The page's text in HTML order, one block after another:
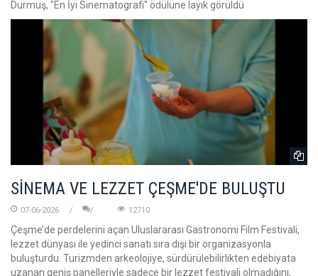
Durmuş, "En İyi Sinematografi" ödülüne layık görüldü
SİNEMA VE LEZZET ÇEŞME'DE BULUŞTU
07-06-2026 12710
Çeşme’de perdelerini açan Uluslararası Gastronomi Film Festivali,
lezzet dünyası ile yedinci sanatı sıra dışı bir organizasyonla
buluşturdu. Turizmden arkeolojiye, sürdürülebilirlikten edebiyata
uzanan geniş panelleriyle sadece bir lezzet festivali olmadığını,